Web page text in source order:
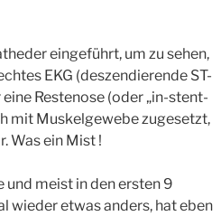
eingeführt, um zu sehen,
EKG (deszendierende ST-
Restenose (oder „in-stent-
mit Muskelgewebe zugesetzt,
Was ein Mist !
und meist in den ersten 9
wieder etwas anders, hat eben